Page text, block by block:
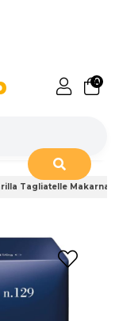
0
Tagliatelle Makarna